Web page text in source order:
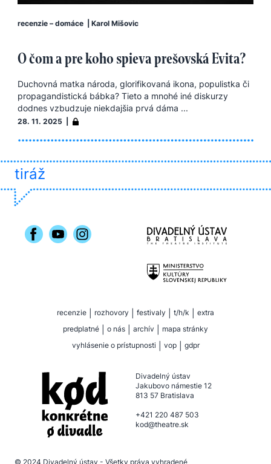
recenzie – domáce Karol Mišovic
O čom a pre koho spieva prešovská Evita?
Duchovná matka národa, glorifikovaná ikona, populistka či
propagandistická bábka? Tieto a mnohé iné diskurzy
dodnes vzbudzuje niekdajšia prvá dáma ...
28. 11. 2025 |
tiráž
recenzie rozhovory festivaly t/h/k
extra
predplatné
o nás archív
mapa stránky
vyhlásenie o prístupnosti
vop gdpr
Divadelný ústav
Jakubovo námestie 12
813 57 Bratislava
+421 220 487 503
kod@theatre.sk
© 2024 Divadelný ústav - Všetky práva vyhradené